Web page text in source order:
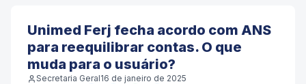
Unimed Ferj fecha acordo com ANS
para reequilibrar contas. O que
muda para o usuário?
Secretaria Geral16 de janeiro de 2025